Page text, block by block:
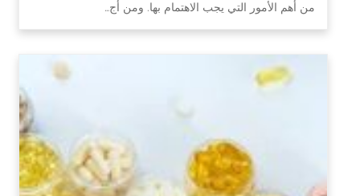
من أهم الأمور التي يجب الاهتمام بها. ومن أج…